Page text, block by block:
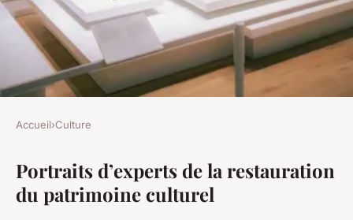
Découvrez les mains expertes
qui redonnent vie à notre
Accueil›Culture
Portraits d’experts de la restauration
du patrimoine culturel